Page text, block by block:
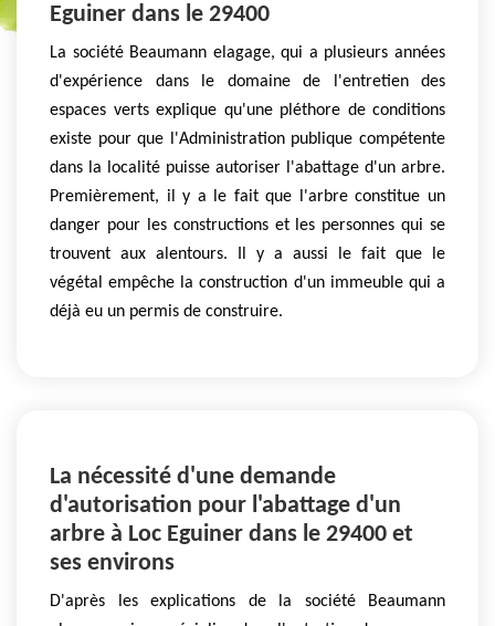
Eguiner dans le 29400
La société Beaumann elagage, qui a plusieurs années
d'expérience dans le domaine de l'entretien des
espaces verts explique qu'une pléthore de conditions
existe pour que l'Administration publique compétente
dans la localité puisse autoriser l'abattage d'un arbre.
Premièrement, il y a le fait que l'arbre constitue un
danger pour les constructions et les personnes qui se
trouvent aux alentours. Il y a aussi le fait que le
végétal empêche la construction d'un immeuble qui a
déjà eu un permis de construire.
La nécessité d'une demande
d'autorisation pour l'abattage d'un
arbre à Loc Eguiner dans le 29400 et
ses environs
D'après les explications de la société Beaumann